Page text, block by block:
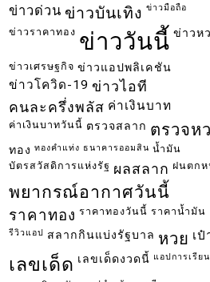
ข่าวด่วน ข่าวบันเทิง ข่าวมือถือ
ข่าวราคาทอง ข่าววันนี้ ข่าวห
ข่าวเศรษฐกิจ ข่าวแอปพลิเคชัน
ข่าวโควิด-19 ข่าวไอที
คนละครึ่งพลัส ค่าเงินบาท
ค่าเงินบาทวันนี้ ตรวจสลาก ตรวจห
ทอง ทองคำแท่ง ธนาคารออมสิน น้ำมัน
บัตรสวัสดิการแห่งรัฐ ผลสลาก ฝนตก
พยากรณ์อากาศวันนี้
ราคาทอง ราคาทองวันนี้ ราคาน้ำมัน
รีวิวแอป สลากกินแบ่งรัฐบาล หวย เป๋
เลขเด็ด เลขเด็ดงวดนี้ แอปการเรียน